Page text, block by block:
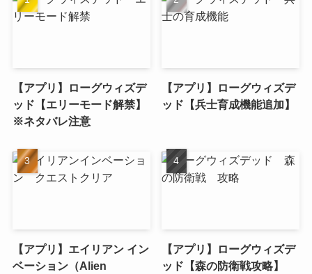
【アプリ】ローグウィズデ
ッド【エリーモード解禁】
※ネタバレ注意
【アプリ】ローグウィズデ
ッド【兵士育成機能追加】
【アプリ】エイリアン イン
ベーション（Alien
【アプリ】ローグウィズデ
ッド【森の防衛戦攻略】